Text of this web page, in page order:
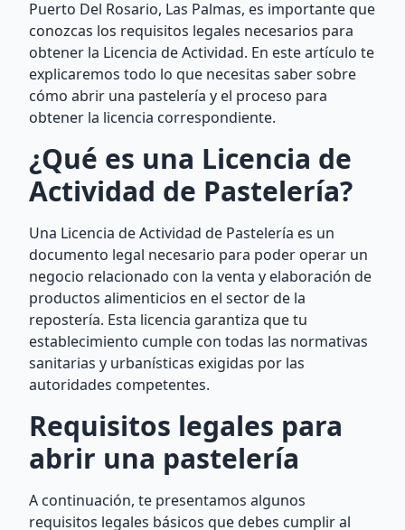
Puerto Del Rosario, Las Palmas, es importante que
conozcas los requisitos legales necesarios para
obtener la Licencia de Actividad. En este artículo te
explicaremos todo lo que necesitas saber sobre
cómo abrir una pastelería y el proceso para
obtener la licencia correspondiente.
¿Qué es una Licencia de
Actividad de Pastelería?
Una Licencia de Actividad de Pastelería es un
documento legal necesario para poder operar un
negocio relacionado con la venta y elaboración de
productos alimenticios en el sector de la
repostería. Esta licencia garantiza que tu
establecimiento cumple con todas las normativas
sanitarias y urbanísticas exigidas por las
autoridades competentes.
Requisitos legales para
abrir una pastelería
A continuación, te presentamos algunos
requisitos legales básicos que debes cumplir al